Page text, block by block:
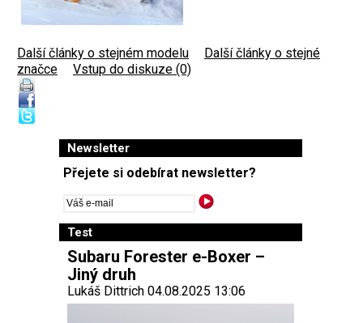
Další články o stejném modelu
Další články o stejné
značce
Vstup do diskuze (0)
Newsletter
Přejete si odebírat newsletter?
Test
Subaru Forester e-Boxer –
Jiný druh
Lukáš Dittrich 04.08.2025 13:06